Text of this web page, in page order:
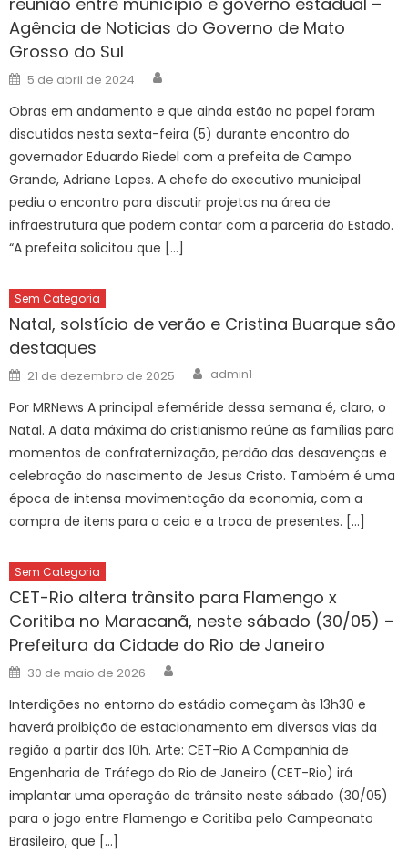
Agência de Noticias do Governo de Mato
Grosso do Sul
Posted
on
5 de abril de 2024
Obras em andamento e que ainda estão no papel foram
discutidas nesta sexta-feira (5) durante encontro do
governador Eduardo Riedel com a prefeita de Campo
Grande, Adriane Lopes. A chefe do executivo municipal
pediu o encontro para discutir projetos na área de
infraestrutura que podem contar com a parceria do Estado.
“A prefeita solicitou que […]
Sem Categoria
Natal, solstício de verão e Cristina Buarque são
destaques
Posted
on
21 de dezembro de 2025 Author
admin1
Por MRNews A principal efeméride dessa semana é, claro, o
Natal. A data máxima do cristianismo reúne as famílias para
momentos de confraternização, perdão das desavenças e
celebração do nascimento de Jesus Cristo. Também é uma
época de intensa movimentação da economia, com a
compra de itens para a ceia e a troca de presentes. […]
Sem Categoria
CET-Rio altera trânsito para Flamengo x
Coritiba no Maracanã, neste sábado (30/05) –
Prefeitura da Cidade do Rio de Janeiro
Posted
on
30 de maio de 2026
Interdições no entorno do estádio começam às 13h30 e
haverá proibição de estacionamento em diversas vias da
região a partir das 10h. Arte: CET-Rio A Companhia de
Engenharia de Tráfego do Rio de Janeiro (CET-Rio) irá
implantar uma operação de trânsito neste sábado (30/05)
para o jogo entre Flamengo e Coritiba pelo Campeonato
Brasileiro, que […]